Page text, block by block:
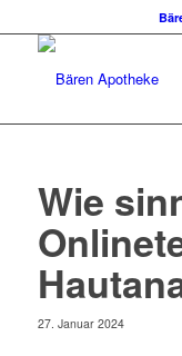
Wie
27. Januar 2024